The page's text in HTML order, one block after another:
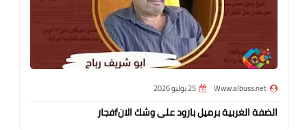
Www.albuss.net 25 يوليو 2026
الضفة الغربية برميل بارود على وشك الانfفجار